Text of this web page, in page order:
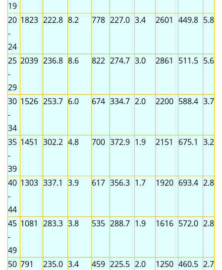
19
20
-
24
1823 222.8 8.2 778 227.0 3.4 2601 449.8 5.8
25
-
29
2039 236.8 8.6 822 274.7 3.0 2861 511.5 5.6
30
-
34
1526 253.7 6.0 674 334.7 2.0 2200 588.4 3.7
35
-
39
1451 302.2 4.8 700 372.9 1.9 2151 675.1 3.2
40
-
44
1303 337.1 3.9 617 356.3 1.7 1920 693.4 2.8
45
-
49
1081 283.3 3.8 535 288.7 1.9 1616 572.0 2.8
50 791 235.0 3.4 459 225.5 2.0 1250 460.5 2.7